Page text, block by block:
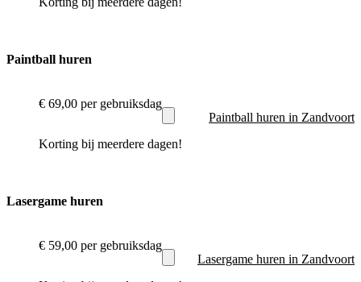
Paintball huren
€ 69,00 per gebruiksdag
Korting bij meerdere dagen!
Paintball huren in Zandvoort
Lasergame huren
€ 59,00 per gebruiksdag
Lasergame huren in Zandvoort